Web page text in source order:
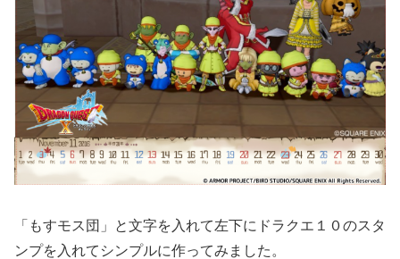
「もすモス団」と文字を入れて左下にドラクエ１０のスタ
ンプを入れてシンプルに作ってみました。